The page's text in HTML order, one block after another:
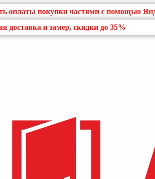
оплаты покупки частями с помощью
доставка и замер, скидки до 35%